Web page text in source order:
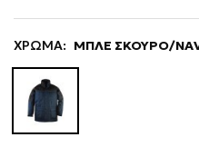
ΧΡΩΜΑ: ΜΠΛΕ ΣΚΟΥΡΟ/